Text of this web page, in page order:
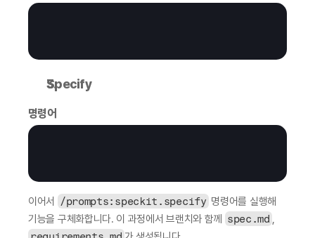
Specify
명령어
이어서 /prompts:speckit.specify 명령어를 실행해
기능을 구체화합니다. 이 과정에서 브랜치와 함께
spec.md